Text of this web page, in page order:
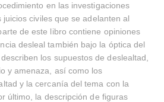
en las investigaciones
civiles que se adelanten al
de este libro contiene opiniones
desleal también bajo la óptica del
los supuestos de deslealtad,
y amenaza, así como los
y la cercanía del tema con la
último, la descripción de figuras